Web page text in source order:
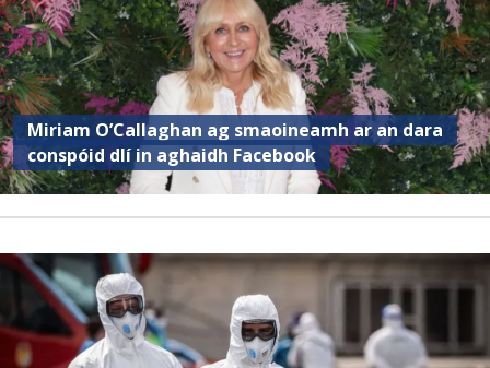
Miriam O’Callaghan ag smaoineamh ar an dara
conspóid dlí in aghaidh Facebook